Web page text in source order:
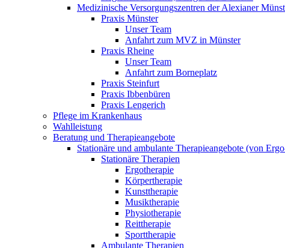
Medizinische Versorgungszentren der Alexianer
Praxis Münster
Unser Team
Anfahrt zum MVZ in Münster
Praxis Rheine
Unser Team
Anfahrt zum Borneplatz
Praxis Steinfurt
Praxis Ibbenbüren
Praxis Lengerich
Pflege im Krankenhaus
Wahlleistung
Beratung und Therapieangebote
Stationäre und ambulante Therapieangebote (von
Stationäre Therapien
Ergotherapie
Körpertherapie
Kunsttherapie
Musiktherapie
Physiotherapie
Reittherapie
Sporttherapie
Ambulante Therapien